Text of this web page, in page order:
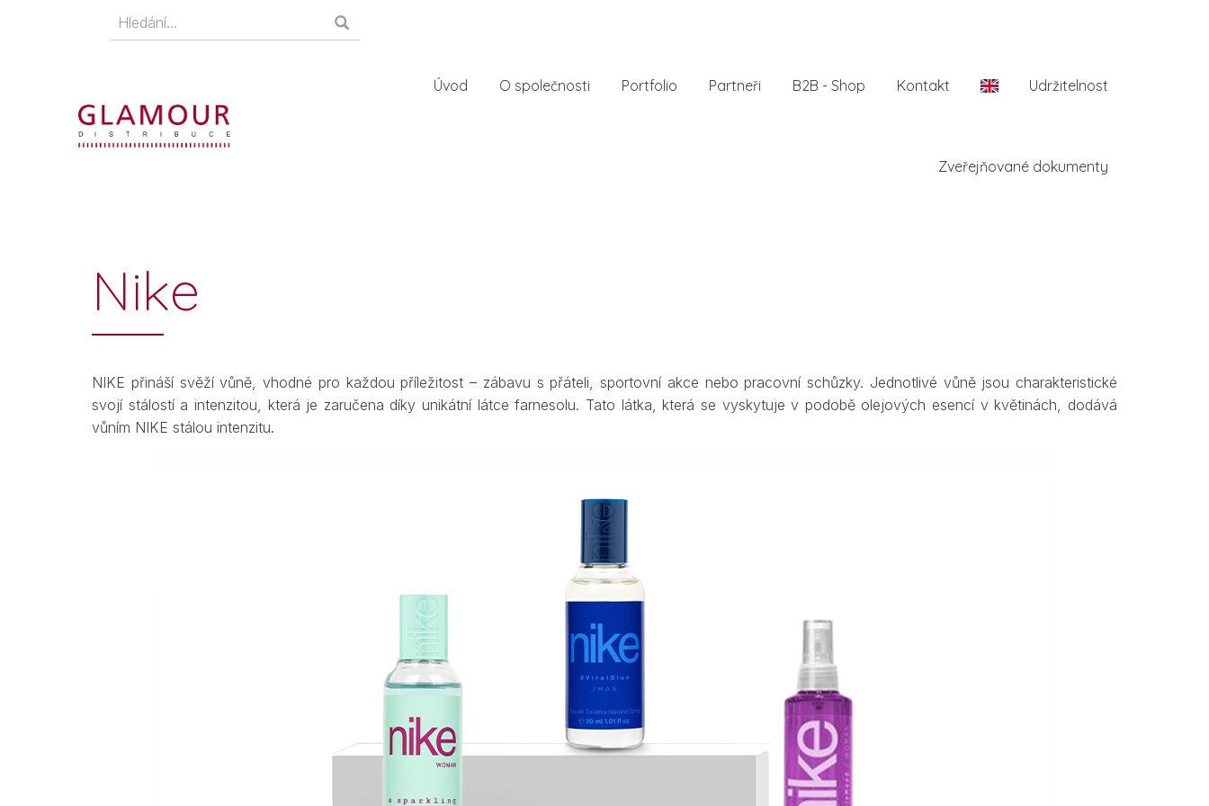
Úvod O společnosti Portfolio Partneři B2B - Shop Kontakt En Udržitelnost
Zveřejňované dokumenty
Nike
NIKE přináší svěží vůně, vhodné pro každou příležitost – zábavu s přáteli, sportovní akce nebo pracovní schůzky. Jednotlivé vůně jsou charakteristické
svojí stálostí a intenzitou, která je zaručena díky unikátní látce farnesolu. Tato látka, která se vyskytuje v podobě olejových esencí v květinách, dodává
vůním NIKE stálou intenzitu.